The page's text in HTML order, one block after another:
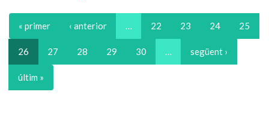
« primer ‹ anterior 22 23 24 25
26 27 28 29 30 següent ›
últim »